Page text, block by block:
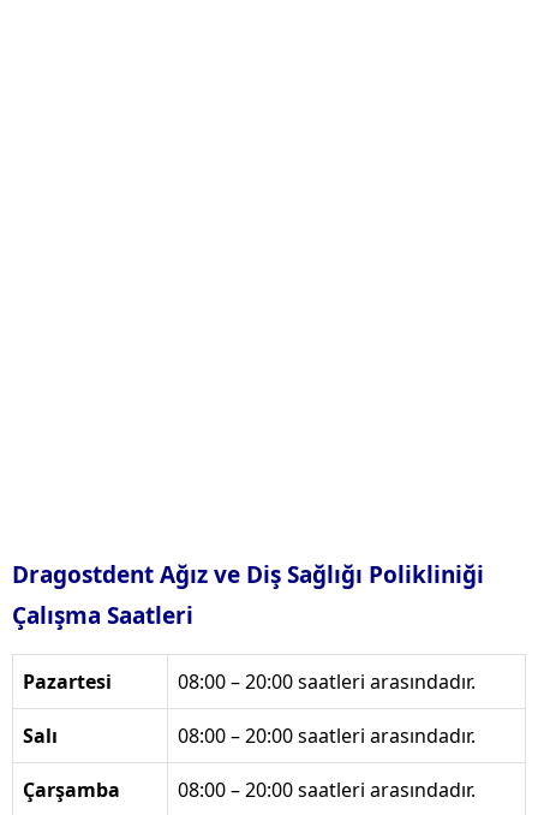
Dragostdent Ağız ve Diş Sağlığı Polikliniği
Çalışma Saatleri
Pazartesi 08:00 – 20:00 saatleri arasındadır.
Salı 08:00 – 20:00 saatleri arasındadır.
Çarşamba 08:00 – 20:00 saatleri arasındadır.